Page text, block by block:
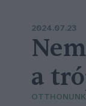
2024.07.23
a
OTTHONUNK